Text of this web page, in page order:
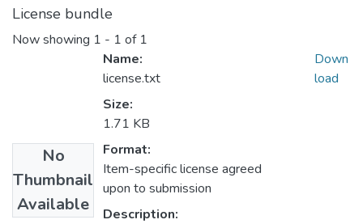
License bundle
Now showing 1 - 1 of 1
No
Thumbnail
Available
Name:
license.txt
Size:
1.71 KB
Format:
Item-specific license agreed
upon to submission
Description:
Down
load